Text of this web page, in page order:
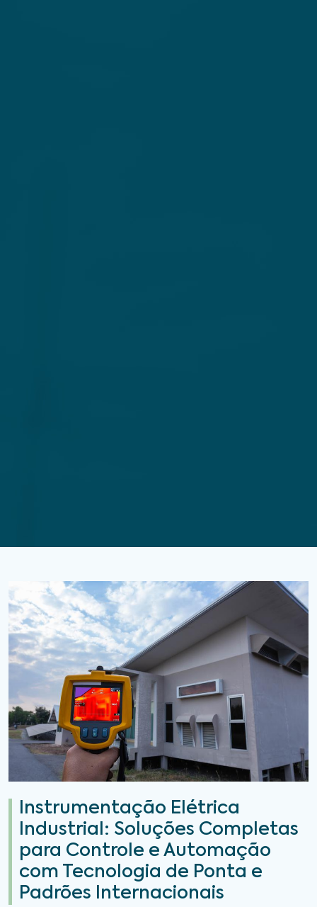
Instrumentação Elétrica
Industrial: Soluções Completas
para Controle e Automação
com Tecnologia de Ponta e
Padrões Internacionais